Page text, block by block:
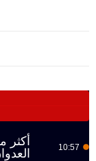
10:57